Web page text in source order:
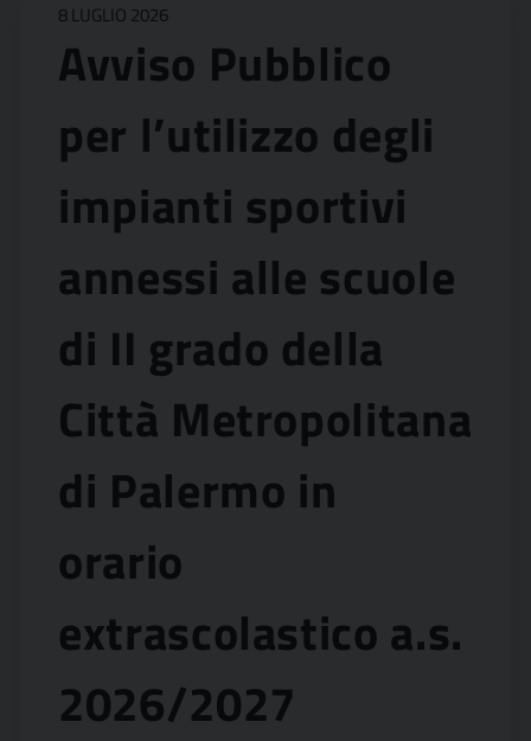
8 LUGLIO 2026
Avviso Pubblico
per l’utilizzo degli
impianti sportivi
annessi alle scuole
di II grado della
Città Metropolitana
di Palermo in
orario
extrascolastico a.s.
2026/2027